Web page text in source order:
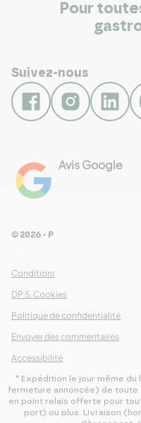
Pour
Suivez-nous
Avis Google
Conditions Générales de Ventes
DP.5. Cookies
Politique de confidentialité
Envoyer des commentaires
Accessibilité
© 2026 - Pour Les Gourmets
* Expédition le jour même
fermeture annoncée) de toute
en point relais offerte pour
port) ou plus. Livraison